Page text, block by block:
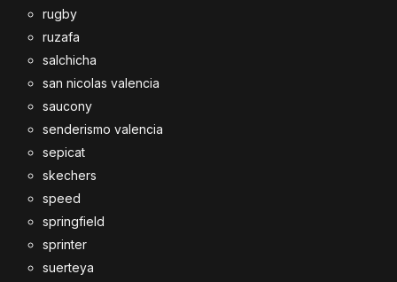
rugby
ruzafa
salchicha
san nicolas valencia
saucony
senderismo valencia
sepicat
skechers
speed
springfield
sprinter
suerteya